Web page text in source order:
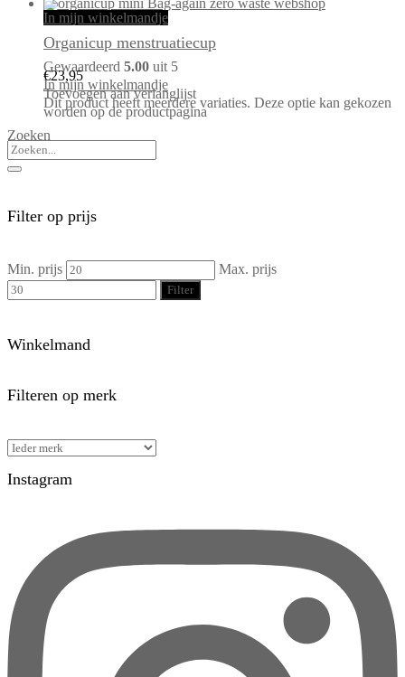
In mijn winkelmandje
Organicup menstruatiecup
Gewaardeerd 5.00 uit 5
€23,95
In mijn winkelmandje
Toevoegen aan verlanglijst
Dit product heeft meerdere variaties. Deze optie kan gekozen
worden op de productpagina
Zoeken
Filter op prijs
Min. prijs Max. prijs
Filter
Winkelmand
Filteren op merk
Instagram